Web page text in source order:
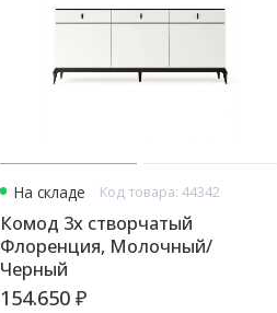
На складе Код товара: 44342
Комод 3х створчатый
Флоренция, Молочный/
Черный
154.650 ₽